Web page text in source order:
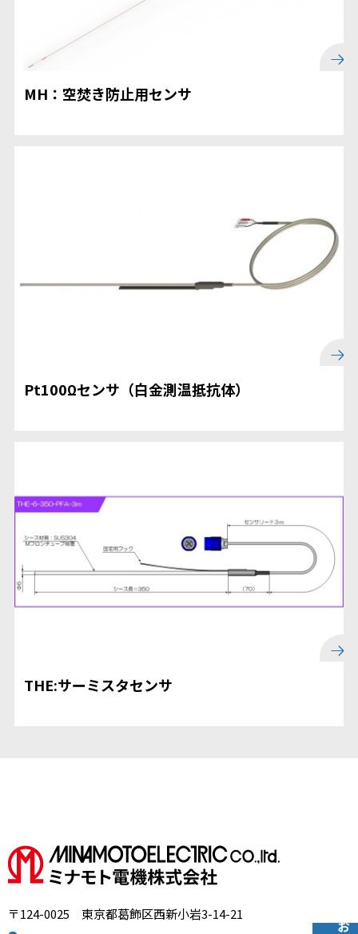
MH：空焚き防止用センサ
Pt100Ωセンサ（白金測温抵抗体）
THE:サーミスタセンサ
〒124-0025 東京都葛飾区西新小岩3-14-21